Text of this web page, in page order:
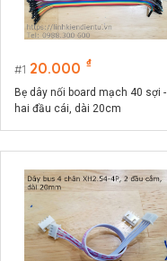
1 20.000 ₫
Bẹ dây nối board mạch 40 sợi -
hai đầu cái, dài 20cm